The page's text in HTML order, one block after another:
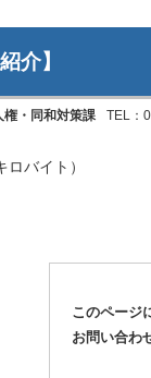
介】
・同和対策課 TEL：
ロバイト）
このページ
お問い合わ